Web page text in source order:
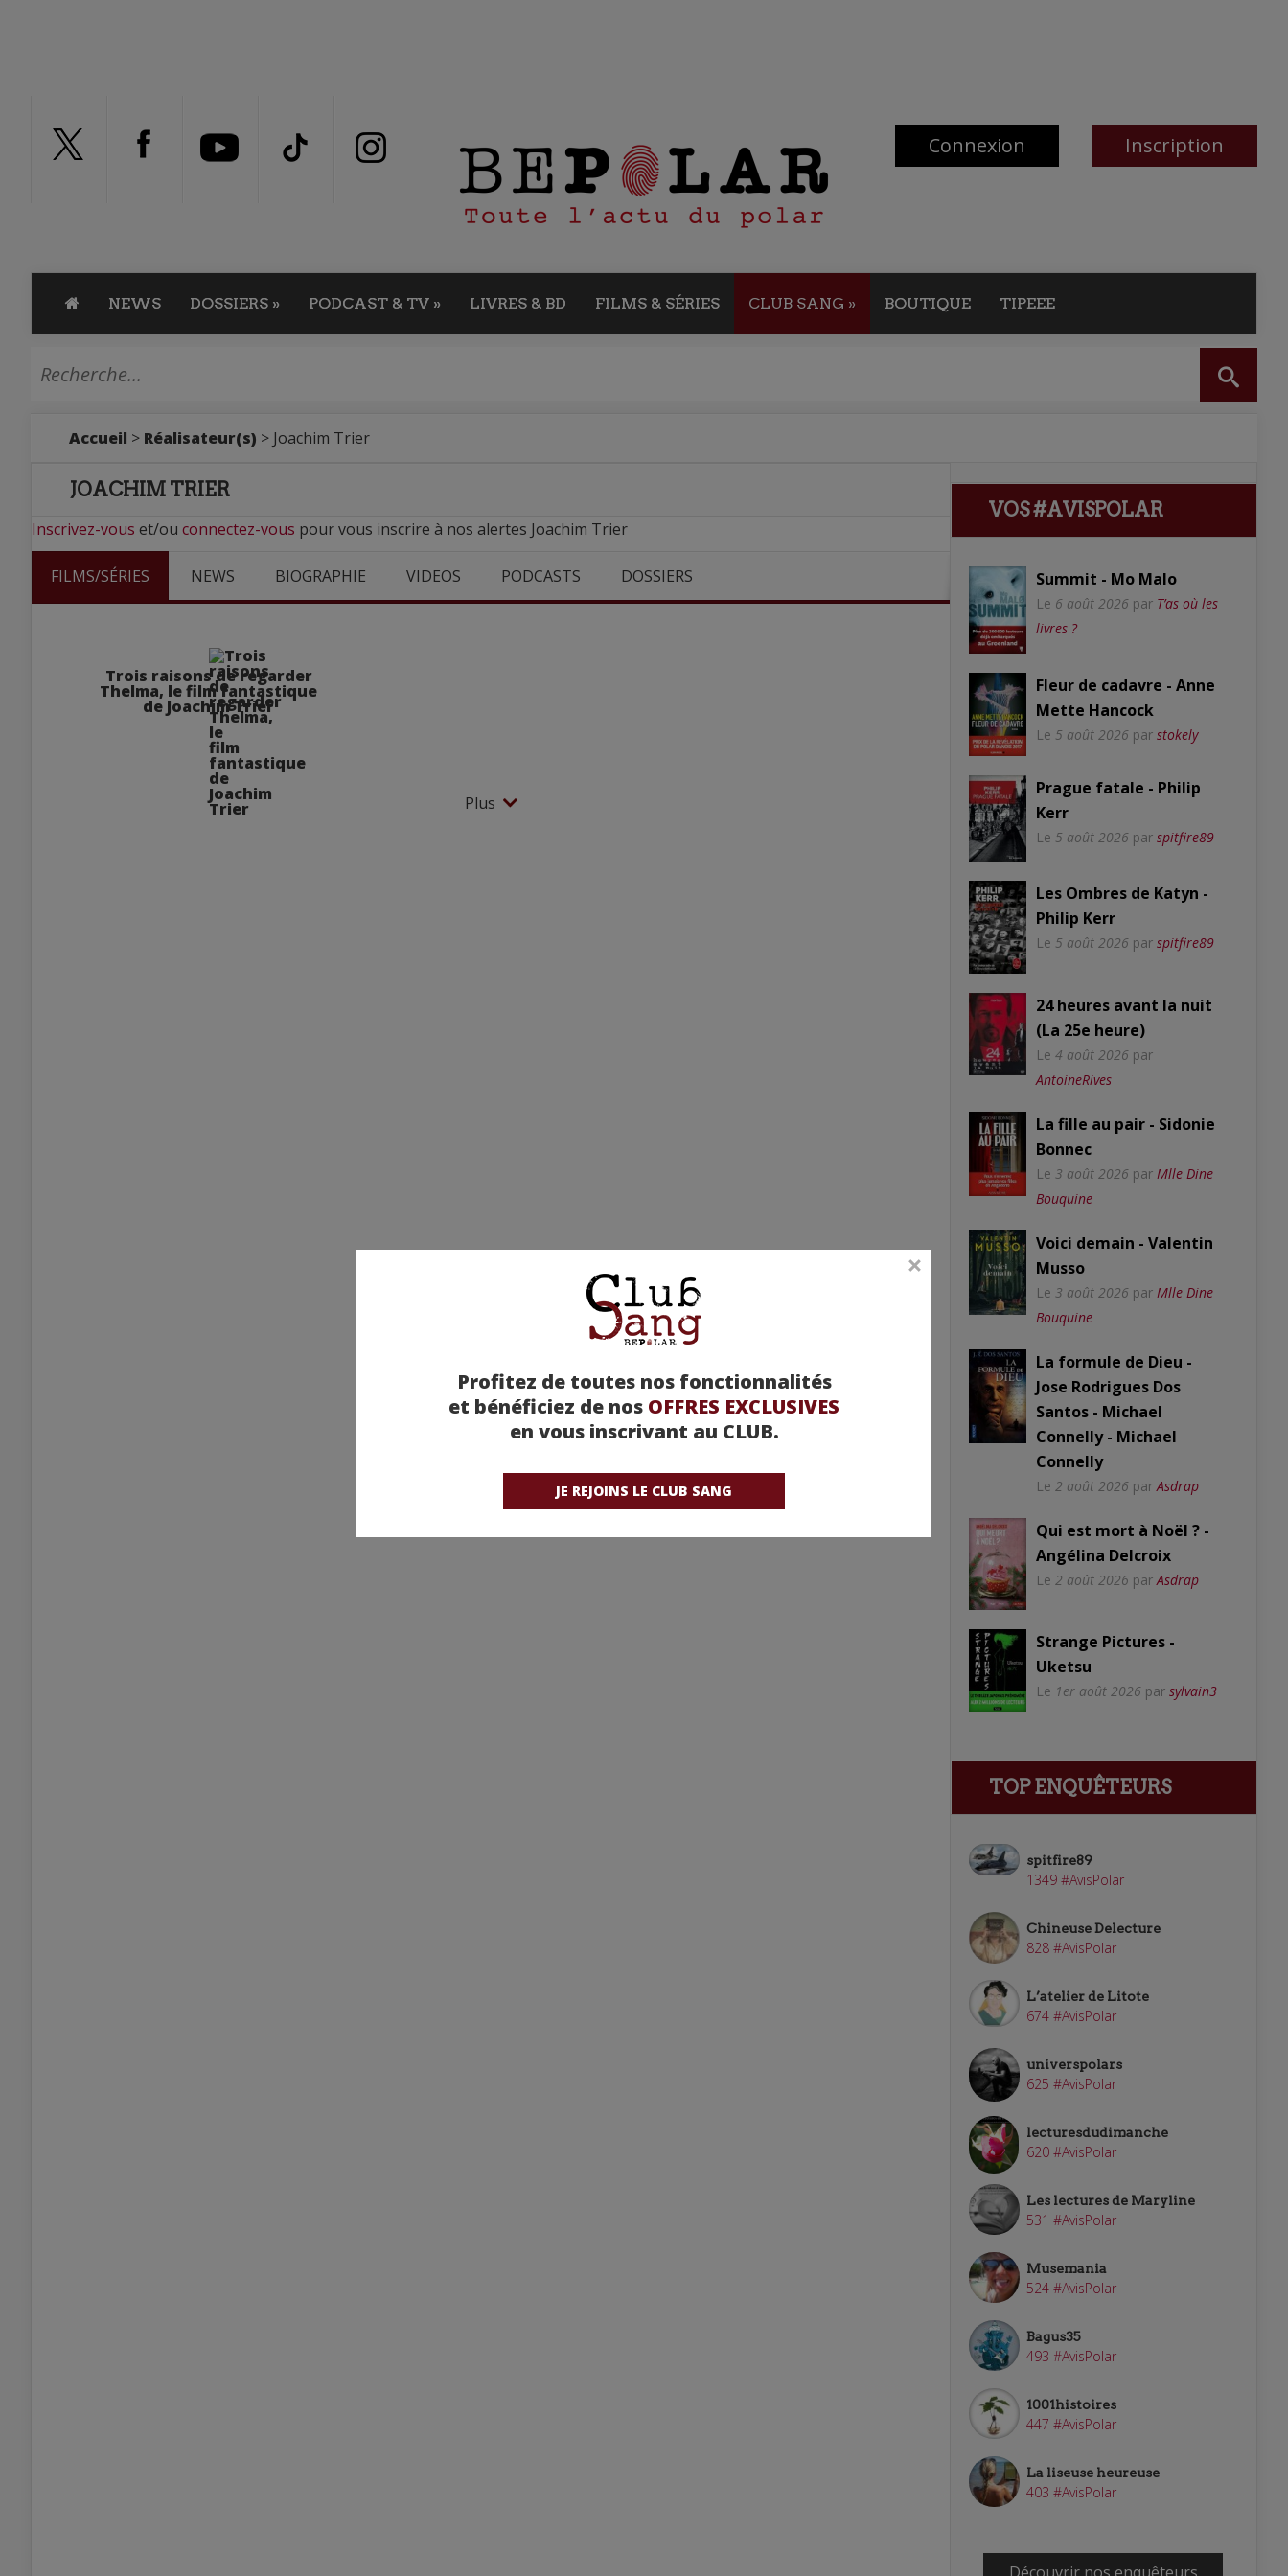
Connexion Inscription
NEWS DOSSIERS » PODCAST & TV » LIVRES & BD FILMS & SÉRIES CLUB SANG » BOUTIQUE TIPEEE
Profitez de toutes nos fonctionnalités
et bénéficiez de nos OFFRES EXCLUSIVES
en vous inscrivant au CLUB.
JE REJOINS LE CLUB SANG
Accueil > Réalisateur(s) > Joachim Trier
JOACHIM TRIER
Inscrivez-vous et/ou connectez-vous pour vous inscrire à nos alertes Joachim Trier
FILMS/SÉRIES NEWS BIOGRAPHIE VIDEOS PODCASTS DOSSIERS
Trois raisons de regarder
Thelma, le film fantastique
de Joachim Trier
Plus
VOS #AVISPOLAR
Summit - Mo Malo
Le 6 août 2026 par T’as où les
livres ?
Fleur de cadavre - Anne
Mette Hancock
Le 5 août 2026 par stokely
Prague fatale - Philip
Kerr
Le 5 août 2026 par spitfire89
Les Ombres de Katyn -
Philip Kerr
Le 5 août 2026 par spitfire89
24 heures avant la nuit
(La 25e heure)
Le 4 août 2026 par
AntoineRives
La fille au pair - Sidonie
Bonnec
Le 3 août 2026 par Mlle Dine
Bouquine
Voici demain - Valentin
Musso
Le 3 août 2026 par Mlle Dine
Bouquine
La formule de Dieu -
Jose Rodrigues Dos
Santos - Michael
Connelly - Michael
Connelly
Le 2 août 2026 par Asdrap
Qui est mort à Noël ? -
Angélina Delcroix
Le 2 août 2026 par Asdrap
Strange Pictures -
Uketsu
Le 1er août 2026 par sylvain3
TOP ENQUÊTEURS
spitfire89
1349 #AvisPolar
Chineuse Delecture
828 #AvisPolar
L’atelier de Litote
674 #AvisPolar
universpolars
625 #AvisPolar
lecturesdudimanche
620 #AvisPolar
Les lectures de Maryline
531 #AvisPolar
Musemania
524 #AvisPolar
Bagus35
493 #AvisPolar
1001histoires
447 #AvisPolar
La liseuse heureuse
403 #AvisPolar